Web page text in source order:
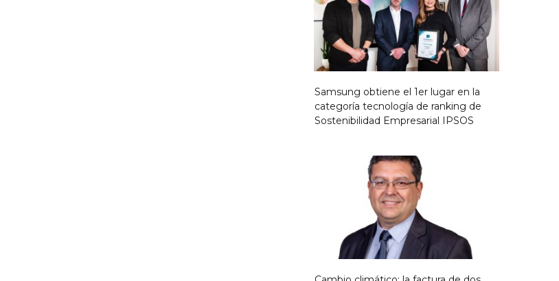
Samsung obtiene el 1er lugar en la
categoría tecnología de ranking de
Sostenibilidad Empresarial IPSOS